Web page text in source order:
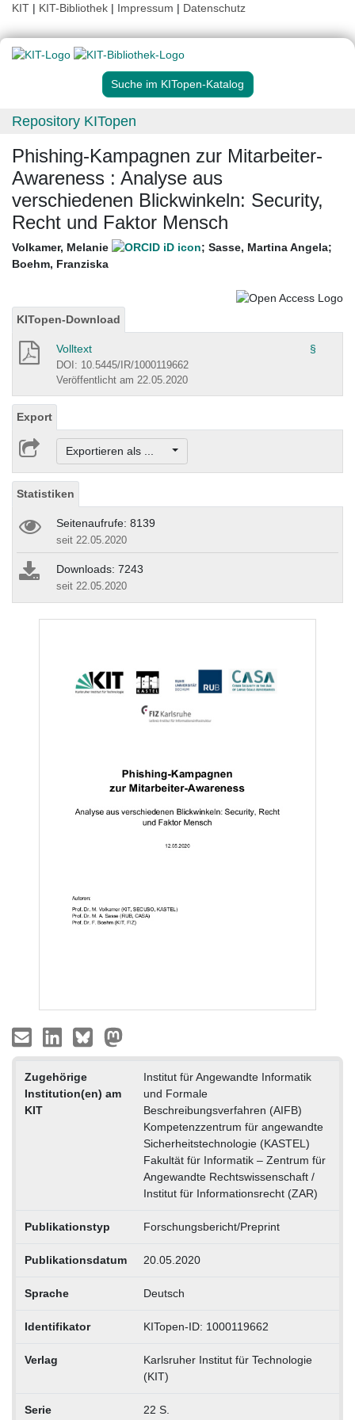
KIT | KIT-Bibliothek | Impressum | Datenschutz
Suche im KITopen-Katalog
Repository KITopen
Phishing-Kampagnen zur Mitarbeiter-
Awareness : Analyse aus
verschiedenen Blickwinkeln: Security,
Recht und Faktor Mensch
Volkamer, Melanie ; Sasse, Martina Angela;
Boehm, Franziska
KITopen-Download
Volltext §
DOI: 10.5445/IR/1000119662
Veröffentlicht am 22.05.2020
Export
Exportieren als ...
Statistiken
Seitenaufrufe: 8139
seit 22.05.2020
Downloads: 7243
seit 22.05.2020
Zugehörige
Institution(en) am
KIT
Institut für Angewandte Informatik
und Formale
Beschreibungsverfahren (AIFB)
Kompetenzzentrum für angewandte
Sicherheitstechnologie (KASTEL)
Fakultät für Informatik – Zentrum für
Angewandte Rechtswissenschaft /
Institut für Informationsrecht (ZAR)
Publikationstyp Forschungsbericht/Preprint
Publikationsdatum 20.05.2020
Sprache Deutsch
Identifikator KITopen-ID: 1000119662
Verlag
Karlsruher Institut für Technologie
(KIT)
Serie 22 S.